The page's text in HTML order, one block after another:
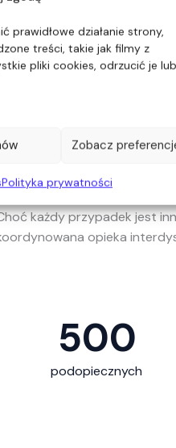
prawidłowe działanie strony,
treści, takie jak filmy z
pliki cookies, odrzucić je lub
Zobacz
Polityka prywatności
Rozszczep kręgosłupa
układu komorowego mózgu,
ciąży. Ujawniają się różnie –
przez przepuklinę
zmiany obejmujące rdzeń,
każdy przypadek jest
opieka
podopiecznych
500